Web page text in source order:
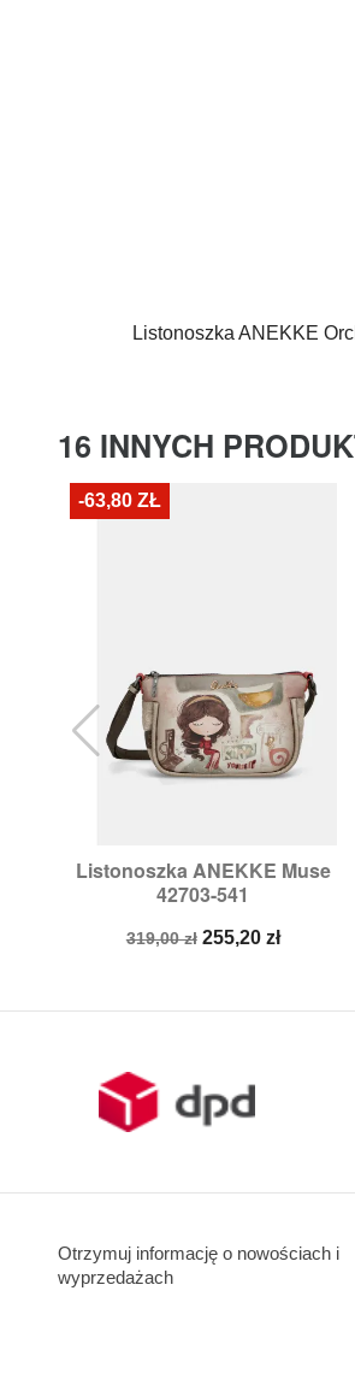
Listonoszka ANEKKE
16 INNYCH
Listonoszka ANEKKE Muse
42703-541
Cena
319,00 zł Cena
255,20 zł
Szybki podgląd
-63,80 ZŁ
Otrzymuj informację o nowościach i
wyprzedażach